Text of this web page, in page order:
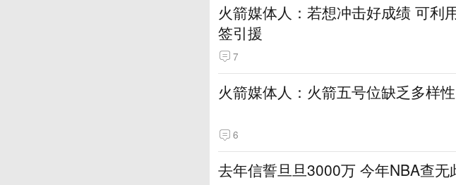
火箭媒体人：若想冲击好成绩 可利
签引援
7
火箭媒体人：火箭五号位缺乏多样
6
去年信誓旦旦3000万 今年NBA查无